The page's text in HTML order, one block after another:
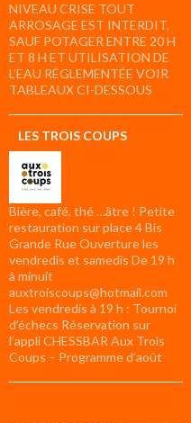
NIVEAU CRISE TOUT
ARROSAGE EST INTERDIT,
SAUF POTAGER ENTRE 20 H
ET 8 H ET UTILISATION DE
L’EAU RÉGLEMENTÉE VOIR
TABLEAUX CI-DESSOUS
LES TROIS COUPS
Bière, café, thé …âtre ! Petite
restauration sur place 4 Bis
Grande Rue Ouverture les
vendredis et samedis De 19 h
à minuit
auxtroiscoups@hotmail.com
Les vendredis à 19 h : Tournoi
d’échecs Réservation sur
l’appli CHESSBAR Aux Trois
Coups – Programme d’août